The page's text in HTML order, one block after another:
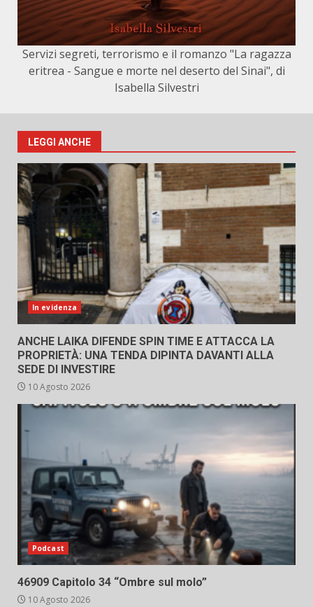
Servizi segreti, terrorismo e il romanzo "La ragazza
eritrea - Sangue e morte nel deserto del Sinai", di
Isabella Silvestri
LEGGI ANCHE
In evidenza
ANCHE LAIKA DIFENDE SPIN TIME E ATTACCA LA
PROPRIETÀ: UNA TENDA DIPINTA DAVANTI ALLA
SEDE DI INVESTIRE
10 Agosto 2026
Podcast
46909 Capitolo 34 “Ombre sul molo”
10 Agosto 2026